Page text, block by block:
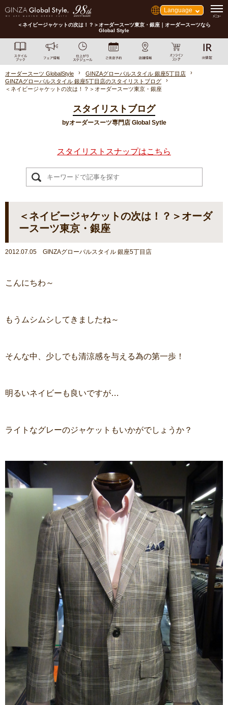
Language
＜ネイビージャケットの次は！？＞オーダースーツ東京・銀座｜オーダースーツなら
Global Style
オーダースーツ GlobalStyle
GINZAグローバルスタイル 銀座5丁目店
GINZAグローバルスタイル 銀座5丁目店のスタイリストブログ
＜ネイビージャケットの次は！？＞オーダースーツ東京・銀座
スタイリストブログ
byオーダースーツ専門店 Global Sytle
スタイリストスナップはこちら
＜ネイビージャケットの次は！？＞オーダ
ースーツ東京・銀座
2012.07.05 GINZAグローバルスタイル 銀座5丁目店
こんにちわ～
もうムシムシしてきましたね～
そんな中、少しでも清涼感を与える為の第一歩！
明るいネイビーも良いですが…
ライトなグレーのジャケットもいかがでしょうか？